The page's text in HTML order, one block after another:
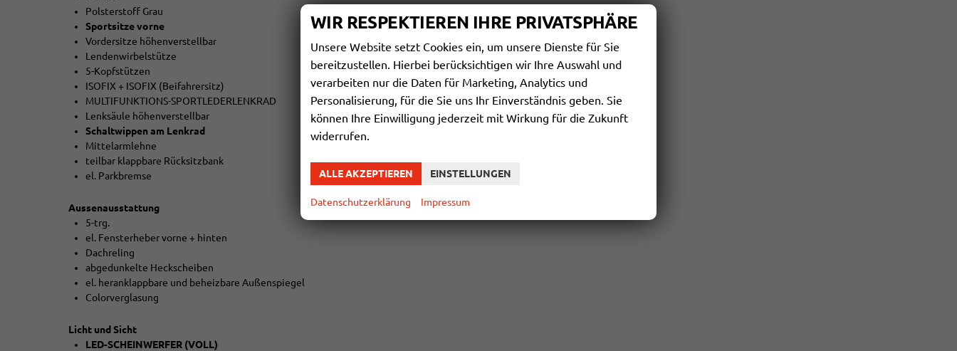
Polsterstoff Grau
Sportsitze vorne
Vordersitze höhenverstellbar
Lendenwirbelstütze
5-Kopfstützen
ISOFIX + ISOFIX (Beifahrersitz)
MULTIFUNKTIONS-SPORTLEDERLENKRAD
Lenksäule höhenverstellbar
Schaltwippen am Lenkrad
Mittelarmlehne
teilbar klappbare Rücksitzbank
el. Parkbremse
Aussenausstattung
5-trg.
el. Fensterheber vorne + hinten
Dachreling
abgedunkelte Heckscheiben
el. heranklappbare und beheizbare Außenspiegel
Colorverglasung
Licht und Sicht
LED-SCHEINWERFER (VOLL)
WIR RESPEKTIEREN IHRE PRIVATSPHÄRE
Unsere Website setzt Cookies ein, um unsere Dienste für Sie
bereitzustellen. Hierbei berücksichtigen wir Ihre Auswahl und
verarbeiten nur die Daten für Marketing, Analytics und
Personalisierung, für die Sie uns Ihr Einverständnis geben. Sie
können Ihre Einwilligung jederzeit mit Wirkung für die Zukunft
widerrufen.
ALLE AKZEPTIEREN EINSTELLUNGEN
Datenschutzerklärung Impressum